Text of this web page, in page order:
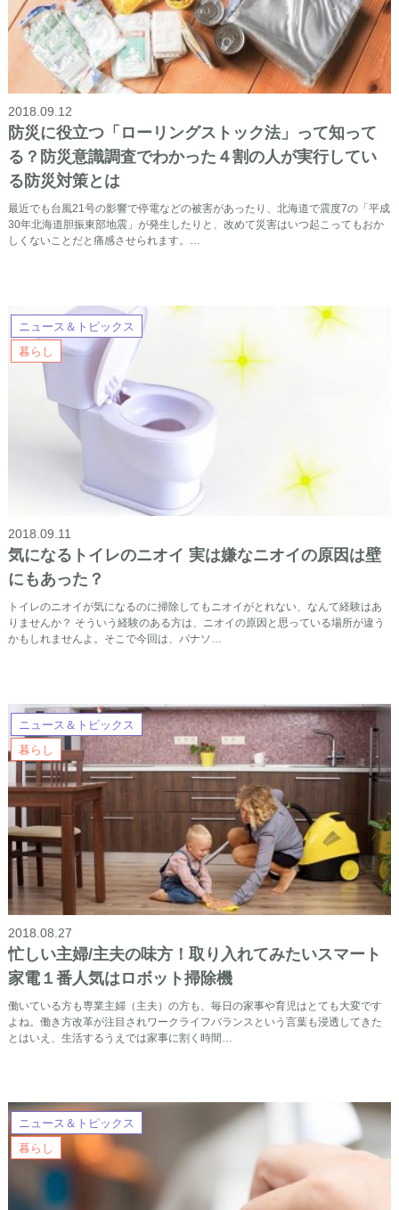
2018.09.12
防災に役立つ「ローリングストック法」って知って
る？防災意識調査でわかった４割の人が実行してい
る防災対策とは
最近でも台風21号の影響で停電などの被害があったり、北海道で震度7の「平成
30年北海道胆振東部地震」が発生したりと、改めて災害はいつ起こってもおか
しくないことだと痛感させられます。…
ニュース＆トピックス
暮らし
2018.09.11
気になるトイレのニオイ 実は嫌なニオイの原因は壁
にもあった？
トイレのニオイが気になるのに掃除してもニオイがとれない、なんて経験はあ
りませんか？ そういう経験のある方は、ニオイの原因と思っている場所が違う
かもしれませんよ。そこで今回は、パナソ…
ニュース＆トピックス
暮らし
2018.08.27
忙しい主婦/主夫の味方！取り入れてみたいスマート
家電１番人気はロボット掃除機
働いている方も専業主婦（主夫）の方も、毎日の家事や育児はとても大変です
よね。働き方改革が注目されワークライフバランスという言葉も浸透してきた
とはいえ、生活するうえでは家事に割く時間…
ニュース＆トピックス
暮らし